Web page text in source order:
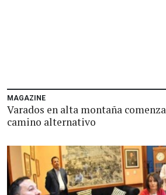
MAGAZINE
Varados en alta montaña
camino alternativo